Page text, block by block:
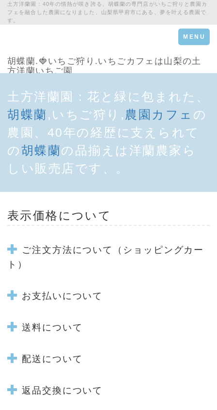
土方洋蘭園：40年の情熱が咲き誇る、胡蝶蘭の専門店がいちご狩りと農園カ
フェを融合した農園になりました、山梨県甲府市にある、夢を叶える農園で
す。
Toggle
navigation
MENU
胡蝶蘭.🍓いちご狩り.いちごカフェは山梨の土
方洋蘭いちご園
土方洋蘭園：花と緑に包まれた、
胡蝶蘭 ,いちご狩り, 農園カフェ の
農園、40年の経歴に支えられて
の胡蝶蘭の品揃えは洋蘭農家ら
しい販売店です、。
表示価格について
ご注文方法について
（ショッピングカー
ト）
お支払いについて
送料について
配送について
返品交換について